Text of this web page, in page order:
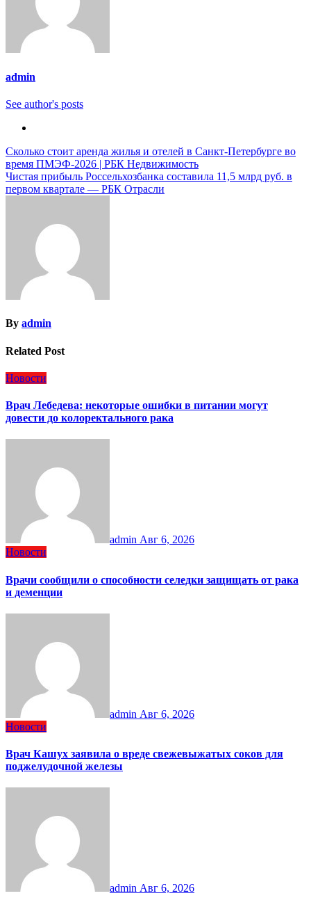
admin
See author's posts
Навигация
по
записям
Сколько стоит аренда жилья и отелей в Санкт-Петербурге во
время ПМЭФ-2026 | РБК Недвижимость
Чистая прибыль Россельхозбанка составила 11,5 млрд руб. в
первом квартале — РБК Отрасли
By admin
Related Post
Новости
Врач Лебедева: некоторые ошибки в питании могут
довести до колоректального рака
admin Авг 6, 2026
Новости
Врачи сообщили о способности селедки защищать от рака
и деменции
admin Авг 6, 2026
Новости
Врач Кашух заявила о вреде свежевыжатых соков для
поджелудочной железы
admin Авг 6, 2026